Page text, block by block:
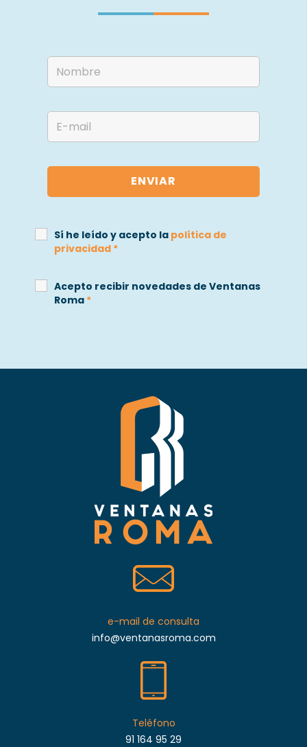
Sí he leído y acepto la política de
privacidad *
Acepto recibir novedades de Ventanas
Roma *
e-mail de consulta
info@ventanasroma.com
Teléfono
91 164 95 29